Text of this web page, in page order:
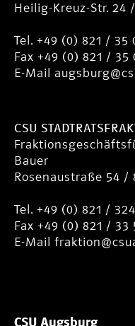
Heilig-Kreuz-Str. 24
Tel. +49 (0) 821 / 35
Fax +49 (0) 821 / 35
E-Mail
CSU
Bauer
Rosenaustraße 54 /
Tel. +49 (0) 821 /
Fax +49 (0) 821 / 33
E-Mail
CSU Augsburg